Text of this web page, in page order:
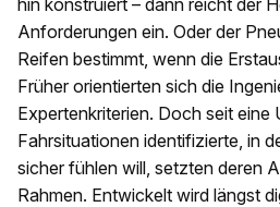
hin konstruiert – dann reicht der
Anforderungen ein. Oder der
Reifen bestimmt, wenn die
Früher orientierten sich die
Expertenkriterien. Doch seit eine
Fahrsituationen identifizierte, in
sicher fühlen will, setzten deren
Rahmen. Entwickelt wird längst